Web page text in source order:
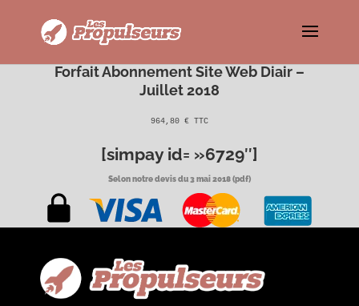
Forfait Abonnement Site Web Diair –
Juillet 2018
964,80 € TTC
[simpay id= »6729″]
Selon notre devis du 3 mai 2018(pdf)